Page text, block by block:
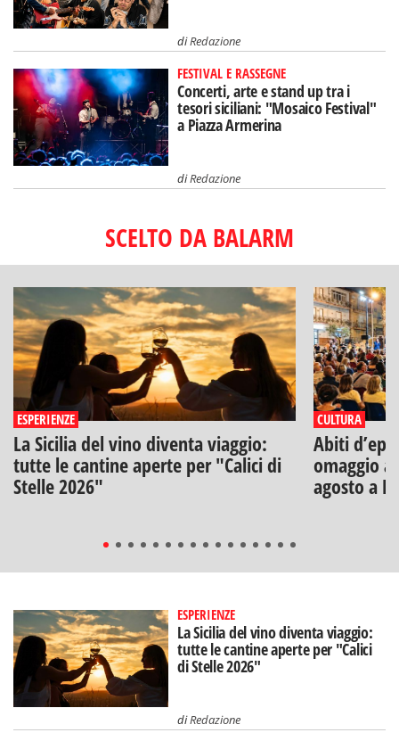
diRedazione
FESTIVAL E RASSEGNE
Concerti, arte e stand up tra i
tesori siciliani: "Mosaico Festival"
a Piazza Armerina
diRedazione
SCELTO DA BALARM
ESPERIENZE
La Sicilia del vino diventa viaggio:
tutte le cantine aperte per "Calici di
Stelle 2026"
CULTURA
Abiti
omaggio
agosto a
ESPERIENZE
La Sicilia del vino diventa viaggio:
tutte le cantine aperte per "Calici
di Stelle 2026"
diRedazione